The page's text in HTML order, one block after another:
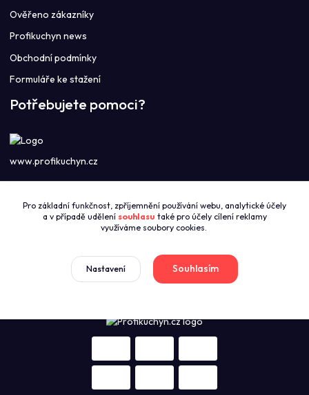
Ověřeno zákazníky
Profikuchyn news
Obchodní podmínky
Formuláře ke stažení
Potřebujete pomoci?
www.profikuchyn.cz
+420774421626
(Po-Pá 8:00-16:00)
sales@profikuchyn.cz
Pro základní funkčnost, zpříjemnění používání webu, analytické účely
a v případě udělení souhlasu také pro účely cílení reklamy
využíváme soubory cookies.
Nastavení Souhlasím